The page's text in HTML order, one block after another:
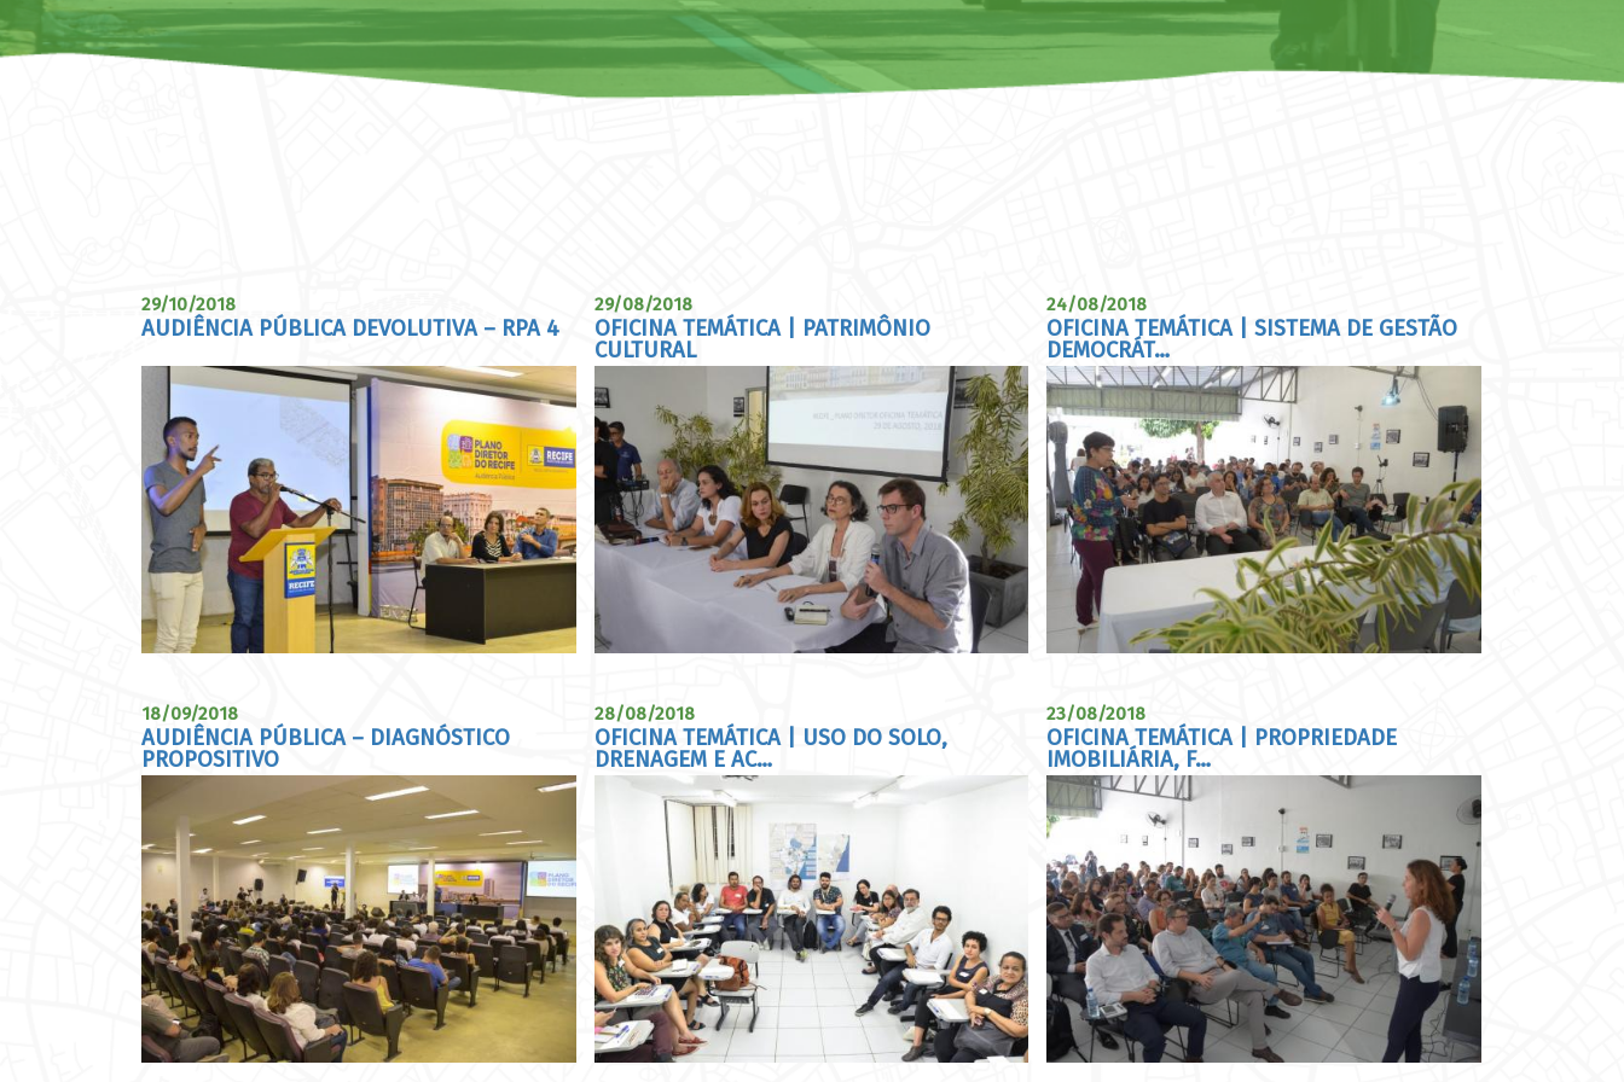
29/10/2018
AUDIÊNCIA PÚBLICA DEVOLUTIVA – RPA 4
18/09/2018
AUDIÊNCIA PÚBLICA – DIAGNÓSTICO
PROPOSITIVO
29/08/2018
OFICINA TEMÁTICA | PATRIMÔNIO
CULTURAL
28/08/2018
OFICINA TEMÁTICA | USO DO SOLO,
DRENAGEM E AC…
24/08/2018
OFICINA TEMÁTICA | SISTEMA DE GESTÃO
DEMOCRÁT…
23/08/2018
OFICINA TEMÁTICA | PROPRIEDADE
IMOBILIÁRIA, F…